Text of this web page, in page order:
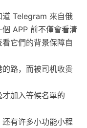
道 Telegram 來自俄
APP 前不僅會看清
它們的背景保障自
路，而被司机收贵
加入等候名單的
有许多小功能小程